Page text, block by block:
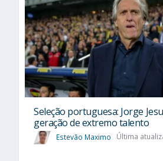
Seleção portuguesa: Jorge
geração de extremo talento
Estevão Maximo Última